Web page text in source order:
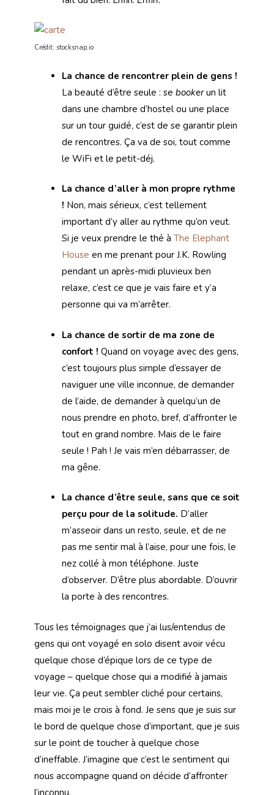
Crédit: stocksnap.io
La chance de rencontrer plein de gens !
La beauté d’être seule : se bookerun lit
dans une chambre d’hostel ou une place
sur un tour guidé, c’est de se garantir plein
de rencontres. Ça va de soi, tout comme
le WiFi et le petit-déj.
La chance d’aller à mon propre rythme
! Non, mais sérieux, c’est tellement
important d’y aller au rythme qu’on veut.
Si je veux prendre le thé à The Elephant
House en me prenant pour J.K. Rowling
pendant un après-midi pluvieux ben
relaxe, c’est ce que je vais faire et y’a
personne qui va m’arrêter.
La chance de sortir de ma zone de
confort ! Quand on voyage avec des gens,
c’est toujours plus simple d’essayer de
naviguer une ville inconnue, de demander
de l’aide, de demander à quelqu’un de
nous prendre en photo, bref, d’affronter le
tout en grand nombre. Mais de le faire
seule ! Pah ! Je vais m’en débarrasser, de
ma gêne.
La chance d’être seule, sans que ce soit
perçu pour de la solitude. D’aller
m’asseoir dans un resto, seule, et de ne
pas me sentir mal à l’aise, pour une fois, le
nez collé à mon téléphone. Juste
d’observer. D’être plus abordable. D’ouvrir
la porte à des rencontres.
Tous les témoignages que j’ai lus/entendus de
gens qui ont voyagé en solo disent avoir vécu
quelque chose d’épique lors de ce type de
voyage – quelque chose qui a modifié à jamais
leur vie. Ça peut sembler cliché pour certains,
mais moi je le crois à fond. Je sens que je suis sur
le bord de quelque chose d’important, que je suis
sur le point de toucher à quelque chose
d’ineffable. J’imagine que c’est le sentiment qui
nous accompagne quand on décide d’affronter
l’inconnu.